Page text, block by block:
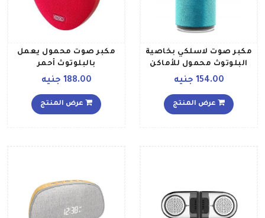
مكبر صوت لاسلكي بخاصية
البلوتوث محمول للأماكن
الخارجية طراز TG113 أخضر
154.00 جنيه
عرض المنتج
مكبر صوت محمول يعمل
بالبلوتوث أحمر
188.00 جنيه
عرض المنتج